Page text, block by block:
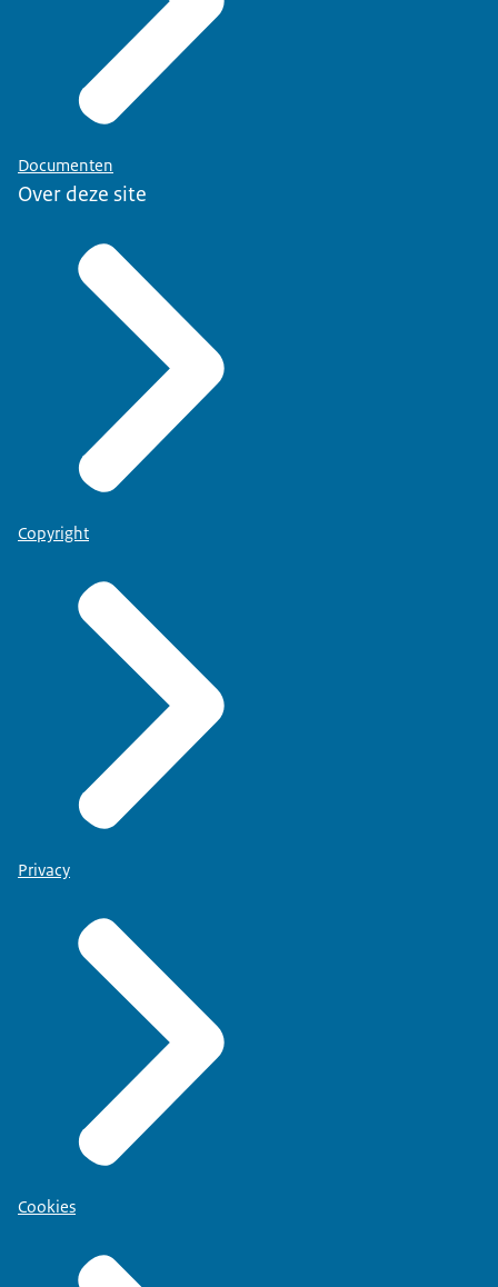
Documenten
Over deze site
Copyright
Privacy
Cookies